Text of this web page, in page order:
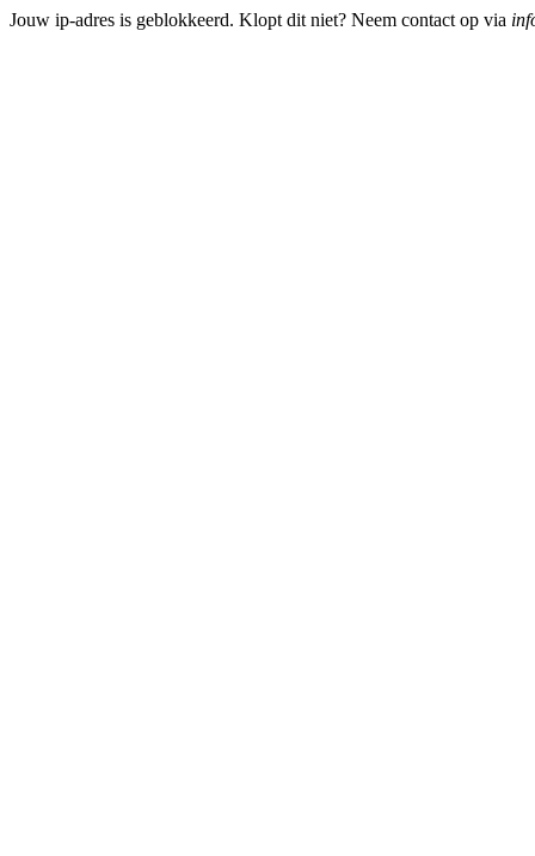
Jouw ip-adres is geblokkeerd. Klopt dit niet? Neem contact op via